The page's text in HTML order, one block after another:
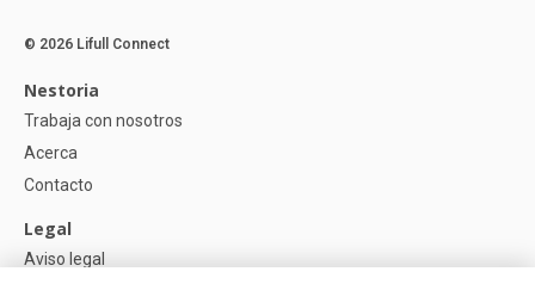
© 2026 Lifull Connect
Nestoria
Trabaja con nosotros
Acerca
Contacto
Legal
Aviso legal